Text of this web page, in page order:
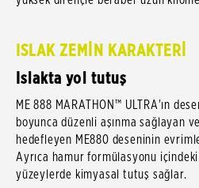
ISLAK ZEMİN KARAKTERİ
Islakta yol tutuş
ME 888 MARATHON™ ULTRA'ın
boyunca düzenli aşınma sağlayan
hedefleyen ME880 deseninin
Ayrıca hamur formülasyonu
yüzeylerde kimyasal tutuş sağlar.